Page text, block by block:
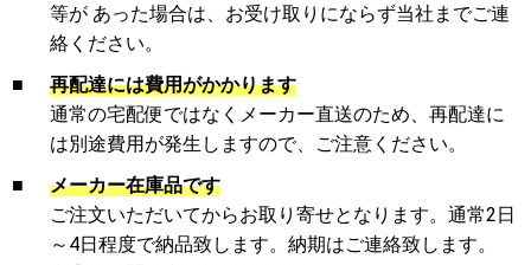
等が あった場合は、お受け取りにならず当社までご連
絡ください。
■
再配達には費用がかかります
通常の宅配便ではなくメーカー直送のため、再配達に
は別途費用が発生しますので、ご注意ください。
■
メーカー在庫品です
ご注文いただいてからお取り寄せとなります。通常2日
～4日程度で納品致します。納期はご連絡致します。